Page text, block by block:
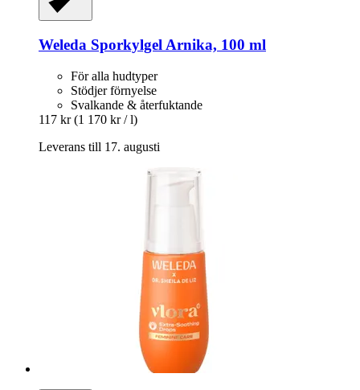
Weleda Sporkylgel Arnika, 100 ml
För alla hudtyper
Stödjer förnyelse
Svalkande & återfuktande
117 kr (1 170 kr / l)
Leverans till 17. augusti